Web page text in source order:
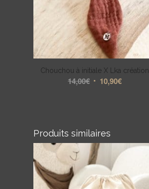
Chouchou à initiale X Lka création
14,00€ Le
14,00€.
10,90€Le
Produits similaires